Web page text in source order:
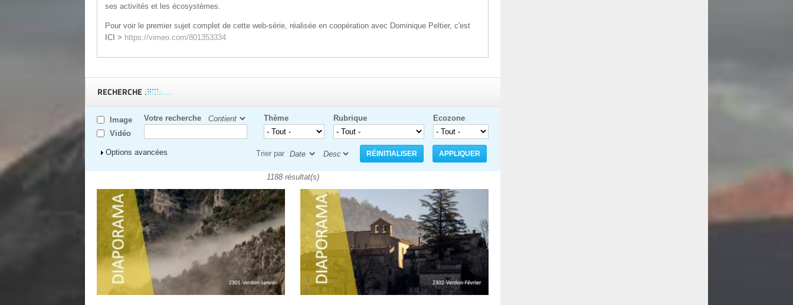
ses activités et les écosystèmes.
Pour voir le premier sujet complet de cette web-série, réalisée en coopération avec Dominique Peltier, c'est
ICI > https://vimeo.com/801353334
RECHERCHE
Image
Vidéo
Votre recherche Ecozone
Rubrique
Thème
Afficher
Options avancées Trier par
1188 résultat(s)
Pages